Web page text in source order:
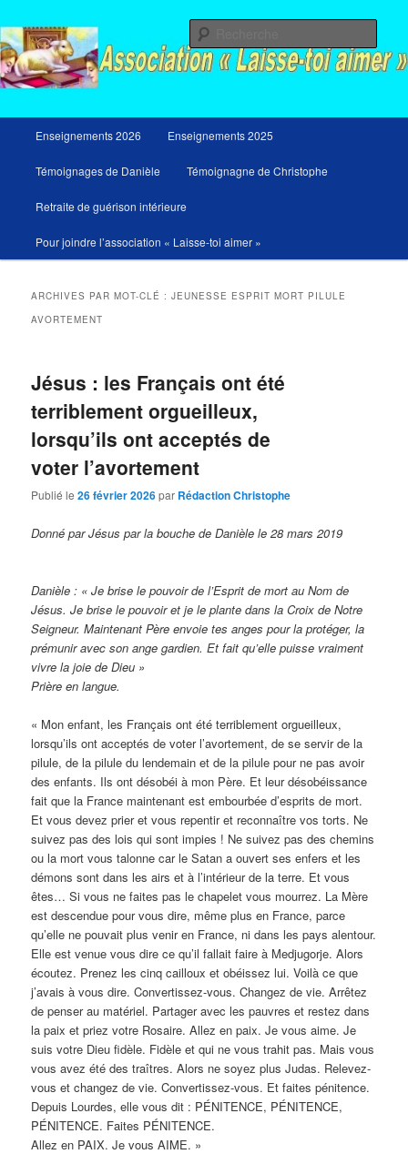
au
contenu
principal
au
contenu
secondaire
principal
Enseignements 2026 Enseignements 2025
Témoignages de Danièle Témoignagne de Christophe
Retraite de guérison intérieure
Pour joindre l’association « Laisse-toi aimer »
ARCHIVES PAR MOT-CLÉ :JEUNESSE ESPRIT MORT PILULE
AVORTEMENT
Jésus : les Français ont été
terriblement orgueilleux,
lorsqu’ils ont acceptés de
voter l’avortement
Publié le26 février 2026par Rédaction Christophe
Donné par Jésus par la bouche de Danièle le 28 mars 2019
Danièle : « Je brise le pouvoir de l’Esprit de mort au Nom de
Jésus. Je brise le pouvoir et je le plante dans la Croix de Notre
Seigneur. Maintenant Père envoie tes anges pour la protéger, la
prémunir avec son ange gardien. Et fait qu’elle puisse vraiment
vivre la joie de Dieu »
Prière en langue.
« Mon enfant, les Français ont été terriblement orgueilleux,
lorsqu’ils ont acceptés de voter l’avortement, de se servir de la
pilule, de la pilule du lendemain et de la pilule pour ne pas avoir
des enfants. Ils ont désobéi à mon Père. Et leur désobéissance
fait que la France maintenant est embourbée d’esprits de mort.
Et vous devez prier et vous repentir et reconnaître vos torts. Ne
suivez pas des lois qui sont impies ! Ne suivez pas des chemins
ou la mort vous talonne car le Satan a ouvert ses enfers et les
démons sont dans les airs et à l’intérieur de la terre. Et vous
êtes… Si vous ne faites pas le chapelet vous mourrez. La Mère
est descendue pour vous dire, même plus en France, parce
qu’elle ne pouvait plus venir en France, ni dans les pays alentour.
Elle est venue vous dire ce qu’il fallait faire à Medjugorje. Alors
écoutez. Prenez les cinq cailloux et obéissez lui. Voilà ce que
j’avais à vous dire. Convertissez-vous. Changez de vie. Arrêtez
de penser au matériel. Partager avec les pauvres et restez dans
la paix et priez votre Rosaire. Allez en paix. Je vous aime. Je
suis votre Dieu fidèle. Fidèle et qui ne vous trahit pas. Mais vous
vous avez été des traîtres. Alors ne soyez plus Judas. Relevez-
vous et changez de vie. Convertissez-vous. Et faites pénitence.
Depuis Lourdes, elle vous dit : PÉNITENCE, PÉNITENCE,
PÉNITENCE. Faites PÉNITENCE.
Allez en PAIX. Je vous AIME. »